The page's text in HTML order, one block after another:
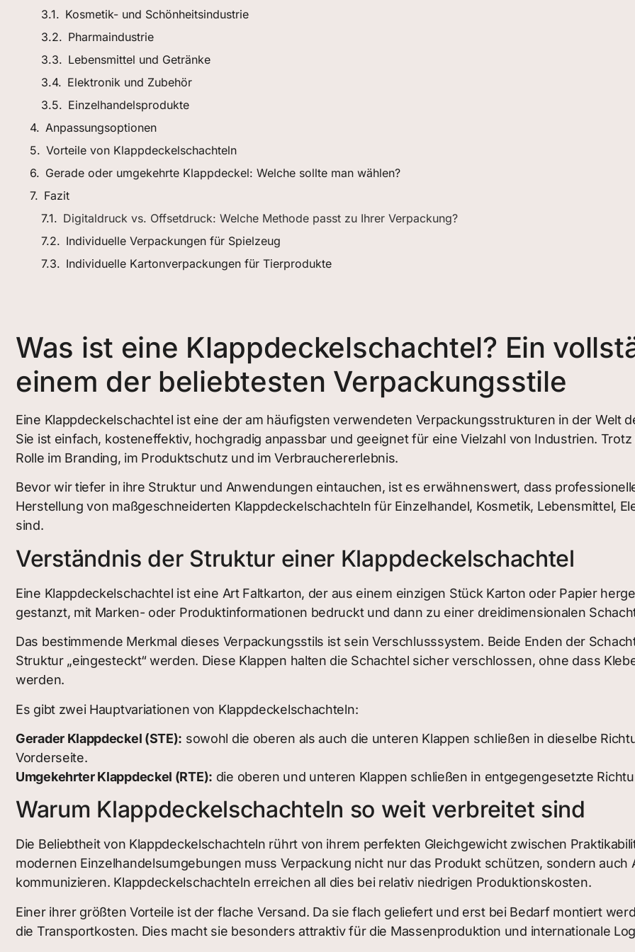
Kosmetik- und Schönheitsindustrie
Pharmaindustrie
Lebensmittel und Getränke
Elektronik und Zubehör
Einzelhandelsprodukte
Anpassungsoptionen
Vorteile von Klappdeckelschachteln
Gerade oder umgekehrte Klappdeckel: Welche sollte man wählen?
Fazit
Digitaldruck vs. Offsetdruck: Welche Methode passt zu Ihrer Verpackung?
Individuelle Verpackungen für Spielzeug
Individuelle Kartonverpackungen für Tierprodukte
Was ist eine Klappdeckelschachtel? Ein
einem der beliebtesten Verpackungsstile
Eine Klappdeckelschachtel ist eine der am häufigsten verwendeten Verpackungsstrukturen in der Welt
Sie ist einfach, kosteneffektiv, hochgradig anpassbar und geeignet für eine Vielzahl von Industrien.
Rolle im Branding, im Produktschutz und im Verbrauchererlebnis.
Bevor wir tiefer in ihre Struktur und Anwendungen eintauchen, ist es erwähnenswert, dass
Herstellung von maßgeschneiderten Klappdeckelschachteln für Einzelhandel, Kosmetik, Lebensmittel,
sind.
Verständnis der Struktur einer Klappdeckelschachtel
Eine Klappdeckelschachtel ist eine Art Faltkarton, der aus einem einzigen Stück Karton oder Papier
gestanzt, mit Marken- oder Produktinformationen bedruckt und dann zu einer dreidimensionalen
Das bestimmende Merkmal dieses Verpackungsstils ist sein Verschlusssystem. Beide Enden der
Struktur „eingesteckt“ werden. Diese Klappen halten die Schachtel sicher verschlossen, ohne dass
werden.
Es gibt zwei Hauptvariationen von Klappdeckelschachteln:
Gerader Klappdeckel (STE): sowohl die oberen als auch die unteren Klappen schließen in dieselbe
Vorderseite.
Umgekehrter Klappdeckel (RTE): die oberen und unteren Klappen schließen in entgegengesetzte
Warum Klappdeckelschachteln so weit verbreitet sind
Die Beliebtheit von Klappdeckelschachteln rührt von ihrem perfekten Gleichgewicht zwischen
modernen Einzelhandelsumgebungen muss Verpackung nicht nur das Produkt schützen, sondern
kommunizieren. Klappdeckelschachteln erreichen all dies bei relativ niedrigen Produktionskosten.
Einer ihrer größten Vorteile ist der flache Versand. Da sie flach geliefert und erst bei Bedarf montiert
die Transportkosten. Dies macht sie besonders attraktiv für die Massenproduktion und internationale